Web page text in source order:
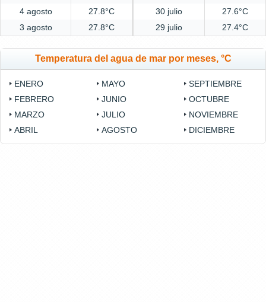
4 agosto
27.8°C 30 julio
27.6°C
3 agosto
27.8°C 29 julio 27.4°C
Temperatura del agua de mar por meses, °C
ENERO
FEBRERO
MARZO
ABRIL
MAYO
JUNIO
JULIO
AGOSTO
SEPTIEMBRE
OCTUBRE
NOVIEMBRE
DICIEMBRE